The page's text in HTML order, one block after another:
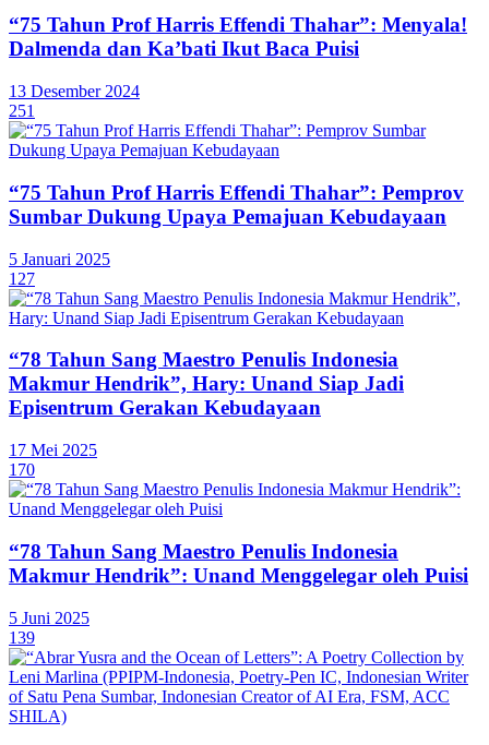
“75 Tahun Prof Harris Effendi Thahar”: Menyala!
Dalmenda dan Ka’bati Ikut Baca Puisi
13 Desember 2024
251
“75 Tahun Prof Harris Effendi Thahar”: Pemprov
Sumbar Dukung Upaya Pemajuan Kebudayaan
5 Januari 2025
127
“78 Tahun Sang Maestro Penulis Indonesia
Makmur Hendrik”, Hary: Unand Siap Jadi
Episentrum Gerakan Kebudayaan
17 Mei 2025
170
“78 Tahun Sang Maestro Penulis Indonesia
Makmur Hendrik”: Unand Menggelegar oleh Puisi
5 Juni 2025
139